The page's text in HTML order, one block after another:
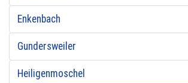
Enkenbach
Gundersweiler
Heiligenmoschel